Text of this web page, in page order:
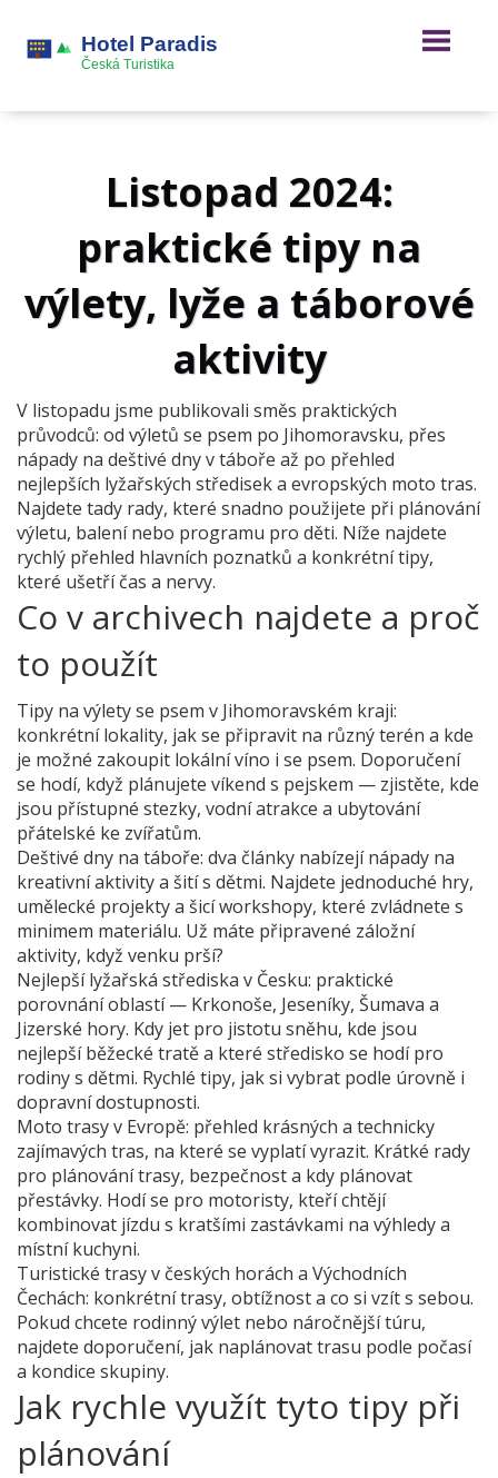
Listopad 2024:
praktické tipy na
výlety, lyže a táborové
aktivity
V listopadu jsme publikovali směs praktických
průvodců: od výletů se psem po Jihomoravsku, přes
nápady na deštivé dny v táboře až po přehled
nejlepších lyžařských středisek a evropských moto tras.
Najdete tady rady, které snadno použijete při plánování
výletu, balení nebo programu pro děti. Níže najdete
rychlý přehled hlavních poznatků a konkrétní tipy,
které ušetří čas a nervy.
Co v archivech najdete a proč
to použít
Tipy na výlety se psem v Jihomoravském kraji:
konkrétní lokality, jak se připravit na různý terén a kde
je možné zakoupit lokální víno i se psem. Doporučení
se hodí, když plánujete víkend s pejskem — zjistěte, kde
jsou přístupné stezky, vodní atrakce a ubytování
přátelské ke zvířatům.
Deštivé dny na táboře: dva články nabízejí nápady na
kreativní aktivity a šití s dětmi. Najdete jednoduché hry,
umělecké projekty a šicí workshopy, které zvládnete s
minimem materiálu. Už máte připravené záložní
aktivity, když venku prší?
Nejlepší lyžařská střediska v Česku: praktické
porovnání oblastí — Krkonoše, Jeseníky, Šumava a
Jizerské hory. Kdy jet pro jistotu sněhu, kde jsou
nejlepší běžecké tratě a které středisko se hodí pro
rodiny s dětmi. Rychlé tipy, jak si vybrat podle úrovně i
dopravní dostupnosti.
Moto trasy v Evropě: přehled krásných a technicky
zajímavých tras, na které se vyplatí vyrazit. Krátké rady
pro plánování trasy, bezpečnost a kdy plánovat
přestávky. Hodí se pro motoristy, kteří chtějí
kombinovat jízdu s kratšími zastávkami na výhledy a
místní kuchyni.
Turistické trasy v českých horách a Východních
Čechách: konkrétní trasy, obtížnost a co si vzít s sebou.
Pokud chcete rodinný výlet nebo náročnější túru,
najdete doporučení, jak naplánovat trasu podle počasí
a kondice skupiny.
Jak rychle využít tyto tipy při
plánování